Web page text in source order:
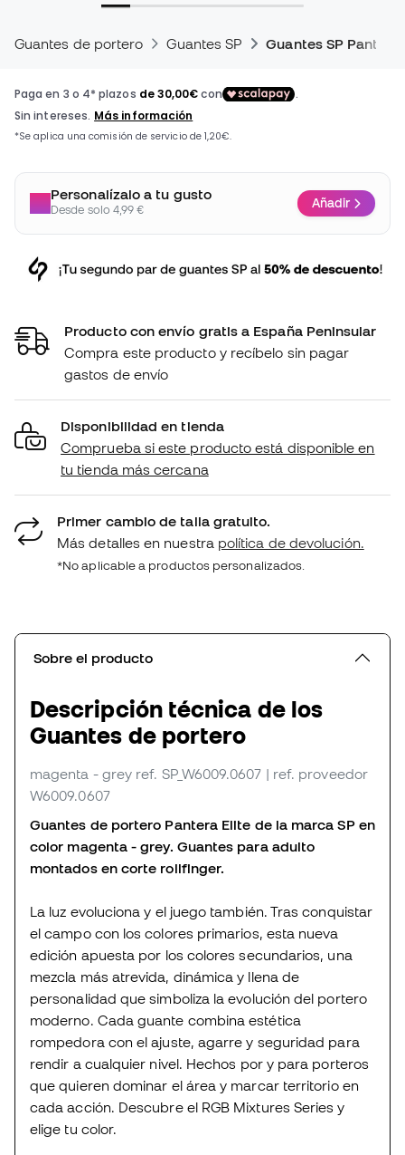
Guantes de portero Guantes SP Guantes SP Pantera
Personalízalo a tu gusto
Desde solo 4,99 € Añadir
Producto con envío gratis a España Peninsular
Compra este producto y recíbelo sin pagar
gastos de envío
Disponibilidad en tienda
Comprueba si este producto está disponible en
tu tienda más cercana
Primer cambio de talla gratuito.
Más detalles en nuestra política de devolución.
*No aplicable a productos personalizados.
Sobre el producto
Descripción técnica de los
Guantes de portero
magenta - grey ref. SP_W6009.0607 | ref. proveedor
W6009.0607
Guantes de portero Pantera Elite de la marca SP en
color magenta - grey. Guantes para adulto
montados en corte rollfinger.
La luz evoluciona y el juego también. Tras conquistar
el campo con los colores primarios, esta nueva
edición apuesta por los colores secundarios, una
mezcla más atrevida, dinámica y llena de
personalidad que simboliza la evolución del portero
moderno. Cada guante combina estética
rompedora con el ajuste, agarre y seguridad para
rendir a cualquier nivel. Hechos por y para porteros
que quieren dominar el área y marcar territorio en
cada acción. Descubre el RGB Mixtures Series y
elige tu color.